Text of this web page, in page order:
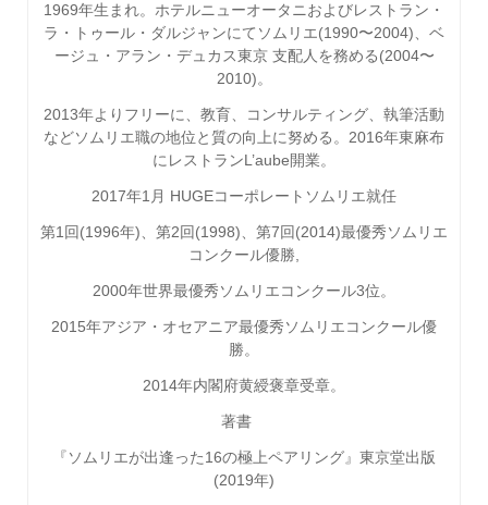
1969年生まれ。ホテルニューオータニおよびレストラン・
ラ・トゥール・ダルジャンにてソムリエ(1990〜2004)、ベ
ージュ・アラン・デュカス東京 支配人を務める(2004〜
2010)。
2013年よりフリーに、教育、コンサルティング、執筆活動
などソムリエ職の地位と質の向上に努める。 2016年東麻布
にレストランL’aube開業。
2017年1月 HUGEコーポレートソムリエ就任
第1回(1996年)、第2回(1998)、第7回(2014)最優秀ソムリエ
コンクール優勝,
2000年世界最優秀ソムリエコンクール3位。
2015年アジア・オセアニア最優秀ソムリエコンクール優
勝。
2014年内閣府黄綬褒章受章。
著書
『ソムリエが出逢った16の極上ペアリング』東京堂出版
(2019年)